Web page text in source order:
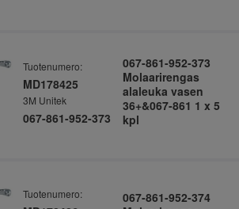
Tuotenumero:
MD178425
3M Unitek
067-861-952-373
067-861-952-373
Molaarirengas
alaleuka vasen
36+&067-861 1 x 5
kpl
Tuotenumero:
067-861-952-374